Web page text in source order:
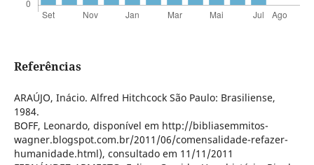
Referências
ARAÚJO, Inácio. Alfred Hitchcock São Paulo: Brasiliense,
1984.
BOFF, Leonardo, disponível em http://bibliasemmitos-
wagner.blogspot.com.br/2011/06/comensalidade-refazer-
humanidade.html), consultado em 11/11/2011